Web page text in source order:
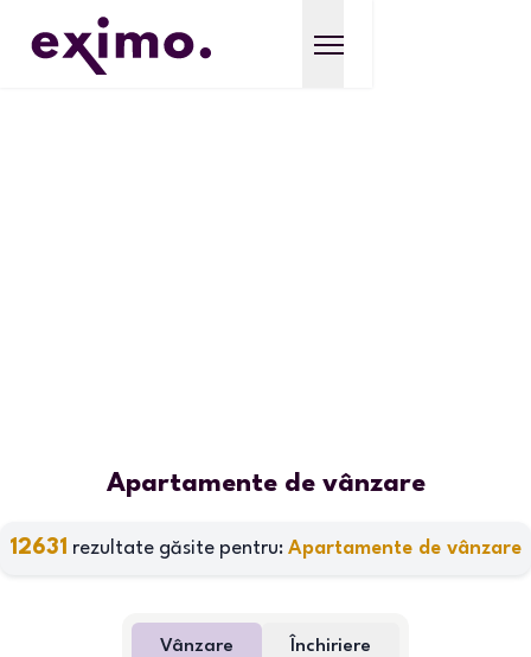
Apartamente de vânzare
12631 rezultate găsite pentru: Apartamente de vânzare
Vânzare Închiriere